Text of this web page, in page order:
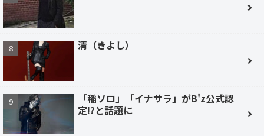
清（きよし）
「稲ソロ」「イナサラ」がB'z公式認
定!?と話題に